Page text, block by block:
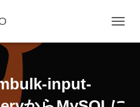
ビ
ン
input-